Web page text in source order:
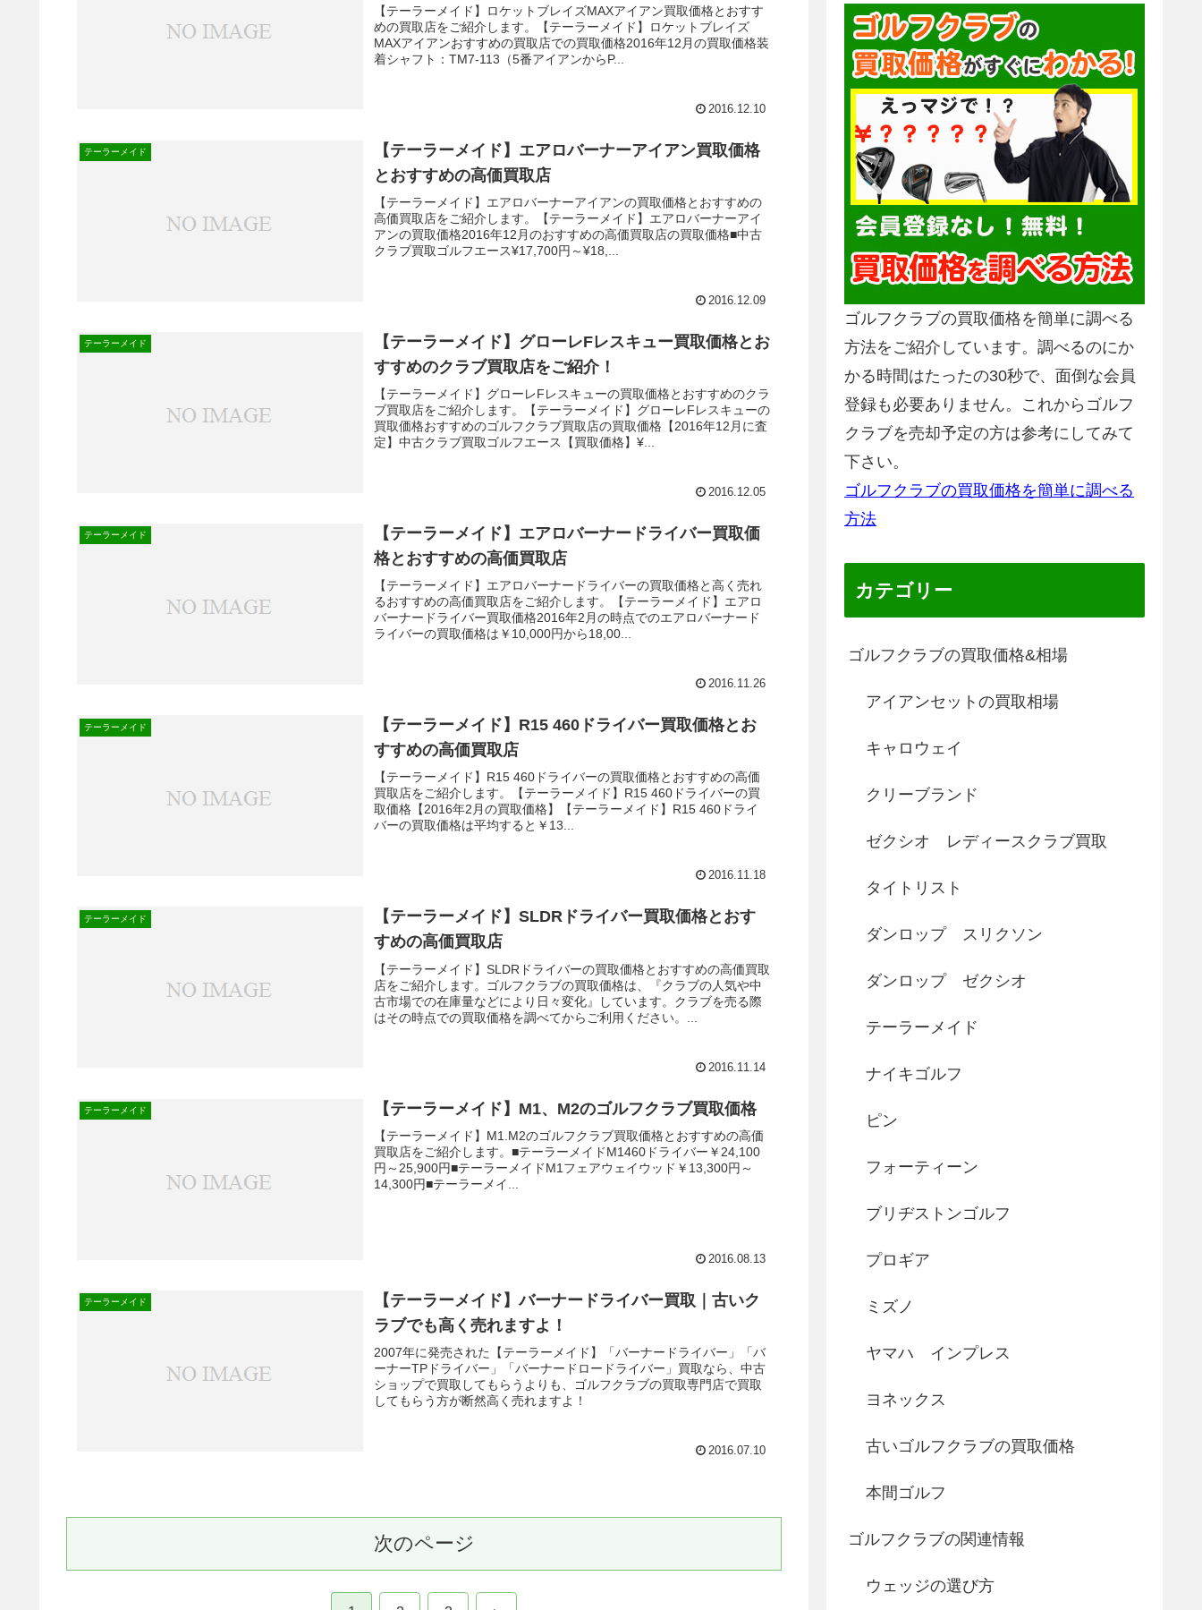
【テーラーメイド】ロケットブレイズMAXアイアン買取価格とおすす
めの買取店をご紹介します。【テーラーメイド】ロケットブレイズ
MAXアイアンおすすめの買取店での買取価格2016年12月の買取価格装
着シャフト：TM7-113（5番アイアンからP...
2016.12.10
テーラーメイド
【テーラーメイド】エアロバーナーアイアン買取価格
とおすすめの高価買取店
【テーラーメイド】エアロバーナーアイアンの買取価格とおすすめの
高価買取店をご紹介します。【テーラーメイド】エアロバーナーアイ
アンの買取価格2016年12月のおすすめの高価買取店の買取価格■中古
クラブ買取ゴルフエース¥17,700円～¥18,...
2016.12.09
テーラーメイド
【テーラーメイド】グローレFレスキュー買取価格とお
すすめのクラブ買取店をご紹介！
【テーラーメイド】グローレFレスキューの買取価格とおすすめのクラ
ブ買取店をご紹介します。【テーラーメイド】グローレFレスキューの
買取価格おすすめのゴルフクラブ買取店の買取価格【2016年12月に査
定】中古クラブ買取ゴルフエース【買取価格】¥...
2016.12.05
テーラーメイド
【テーラーメイド】エアロバーナードライバー買取価
格とおすすめの高価買取店
【テーラーメイド】エアロバーナードライバーの買取価格と高く売れ
るおすすめの高価買取店をご紹介します。【テーラーメイド】エアロ
バーナードライバー買取価格2016年2月の時点でのエアロバーナード
ライバーの買取価格は￥10,000円から18,00...
2016.11.26
テーラーメイド
【テーラーメイド】R15 460ドライバー買取価格とお
すすめの高価買取店
【テーラーメイド】R15 460ドライバーの買取価格とおすすめの高価
買取店をご紹介します。【テーラーメイド】R15 460ドライバーの買
取価格【2016年2月の買取価格】【テーラーメイド】R15 460ドライ
バーの買取価格は平均すると￥13...
2016.11.18
テーラーメイド
【テーラーメイド】SLDRドライバー買取価格とおす
すめの高価買取店
【テーラーメイド】SLDRドライバーの買取価格とおすすめの高価買取
店をご紹介します。ゴルフクラブの買取価格は、『クラブの人気や中
古市場での在庫量などにより日々変化』しています。クラブを売る際
はその時点での買取価格を調べてからご利用ください。...
2016.11.14
テーラーメイド 【テーラーメイド】M1、M2のゴルフクラブ買取価格
【テーラーメイド】M1.M2のゴルフクラブ買取価格とおすすめの高価
買取店をご紹介します。■テーラーメイドM1460ドライバー￥24,100
円～25,900円■テーラーメイドM1フェアウェイウッド￥13,300円～
14,300円■テーラーメイ...
2016.08.13
テーラーメイド
【テーラーメイド】バーナードライバー買取｜古いク
ラブでも高く売れますよ！
2007年に発売された【テーラーメイド】「バーナードライバー」「バ
ーナーTPドライバー」「バーナードロードライバー」買取なら、中古
ショップで買取してもらうよりも、ゴルフクラブの買取専門店で買取
してもらう方が断然高く売れますよ！
2016.07.10
次のページ
ゴルフクラブの買取価格を簡単に調べる
方法をご紹介しています。調べるのにか
かる時間はたったの30秒で、面倒な会員
登録も必要ありません。これからゴルフ
クラブを売却予定の方は参考にしてみて
下さい。
ゴルフクラブの買取価格を簡単に調べる
方法
カテゴリー
ゴルフクラブの買取価格&相場
アイアンセットの買取相場
キャロウェイ
クリーブランド
ゼクシオ レディースクラブ買取
タイトリスト
ダンロップ スリクソン
ダンロップ ゼクシオ
テーラーメイド
ナイキゴルフ
ピン
フォーティーン
ブリヂストンゴルフ
プロギア
ミズノ
ヤマハ インプレス
ヨネックス
古いゴルフクラブの買取価格
本間ゴルフ
ゴルフクラブの関連情報
ウェッジの選び方